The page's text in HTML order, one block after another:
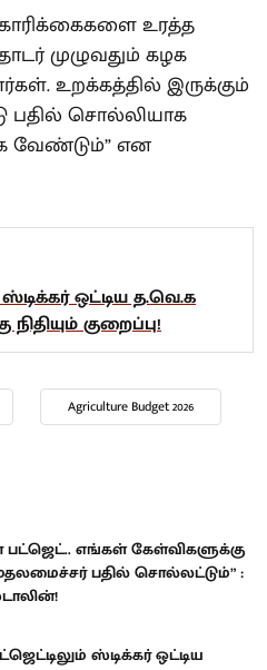
உரத்த
முழுவதும் கழக
உறக்கத்தில் இருக்கும்
பதில் சொல்லியாக
வேண்டும்” என
ஒட்டிய த.வெ.க
குறைப்பு!
Agriculture Budget 2026
பட்ஜெட்.. எங்கள் கேள்விகளுக்கு
பதில் சொல்லட்டும்” :
ஸ்டிக்கர் ஒட்டிய